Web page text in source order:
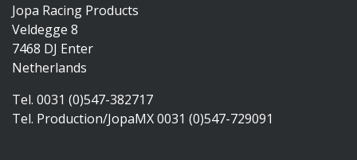
Jopa Racing Products
Veldegge 8
7468 DJ Enter
Netherlands
Tel. 0031 (0)547-382717
Tel. Production/JopaMX 0031 (0)547-729091